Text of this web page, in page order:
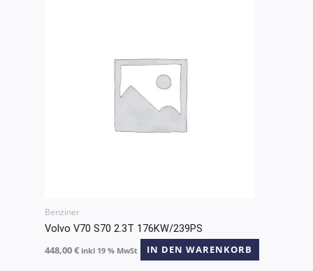
Benziner
Volvo V70 S70 2.3T 176KW/239PS
448,00€ inkl 19 % MwSt IN DEN WARENKORB